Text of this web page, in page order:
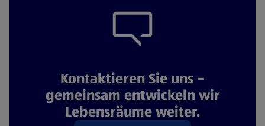
Kontaktieren Sie uns –
gemeinsam entwickeln wir
Lebensräume weiter.